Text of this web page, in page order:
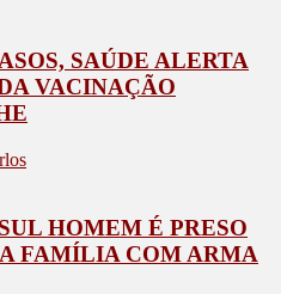
SAÚDE ALERTA
VACINAÇÃO
HOMEM É PRESO
FAMÍLIA COM ARMA